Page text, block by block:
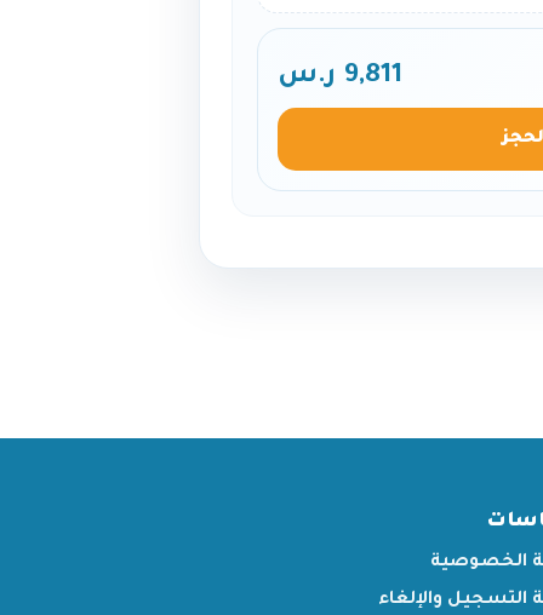
9,811 ر.س
الخصوصية
والإلغاء